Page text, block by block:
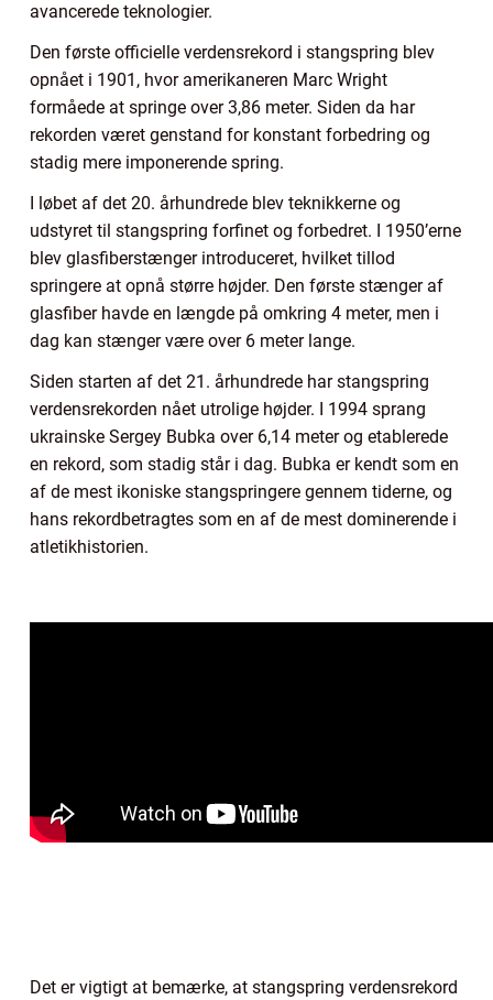
avancerede teknologier.
Den første officielle verdensrekord i stangspring blev
opnået i 1901, hvor amerikaneren Marc Wright
formåede at springe over 3,86 meter. Siden da har
rekorden været genstand for konstant forbedring og
stadig mere imponerende spring.
I løbet af det 20. århundrede blev teknikkerne og
udstyret til stangspring forfinet og forbedret. I 1950’erne
blev glasfiberstænger introduceret, hvilket tillod
springere at opnå større højder. Den første stænger af
glasfiber havde en længde på omkring 4 meter, men i
dag kan stænger være over 6 meter lange.
Siden starten af det 21. århundrede har stangspring
verdensrekorden nået utrolige højder. I 1994 sprang
ukrainske Sergey Bubka over 6,14 meter og etablerede
en rekord, som stadig står i dag. Bubka er kendt som en
af de mest ikoniske stangspringere gennem tiderne, og
hans rekordbetragtes som en af de mest dominerende i
atletikhistorien.
Det er vigtigt at bemærke, at stangspring verdensrekord